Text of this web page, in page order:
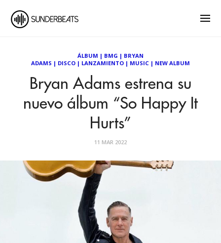
ÁLBUM | BMG | BRYAN
ADAMS | DISCO | LANZAMIENTO | MUSIC | NEW ALBUM
Bryan Adams estrena su
nuevo álbum “So Happy It
Hurts”
11 MAR 2022